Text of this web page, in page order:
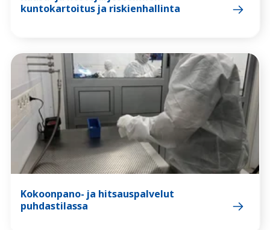
kuntokartoitus ja riskienhallinta
Kokoonpano- ja hitsauspalvelut
puhdastilassa